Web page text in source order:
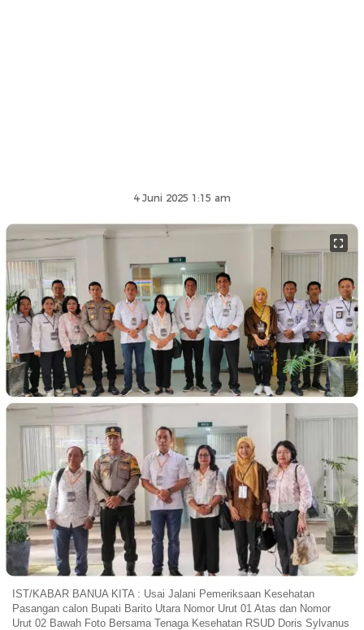
4 Juni 2025 1:15 am
IST/KABAR BANUA KITA : Usai Jalani Pemeriksaan Kesehatan
Pasangan calon Bupati Barito Utara Nomor Urut 01 Atas dan Nomor
Urut 02 Bawah Foto Bersama Tenaga Kesehatan RSUD Doris Sylvanus